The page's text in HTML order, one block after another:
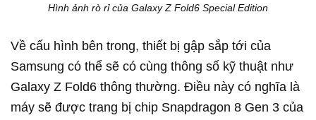
Hình ảnh rò rỉ của Galaxy Z Fold6 Special Edition
Về cấu hình bên trong, thiết bị gập sắp tới của
Samsung có thể sẽ có cùng thông số kỹ thuật như
Galaxy Z Fold6 thông thường. Điều này có nghĩa là
máy sẽ được trang bị chip Snapdragon 8 Gen 3 của